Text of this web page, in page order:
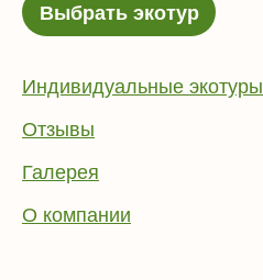
Выбрать экотур
Индивидуальные экотуры
Отзывы
Галерея
О компании